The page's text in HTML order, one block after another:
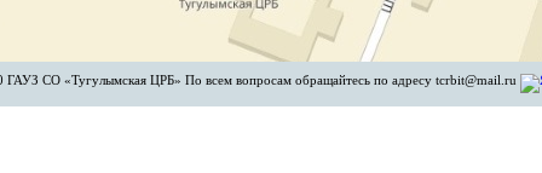
ГАУЗ СО «Тугулымская ЦРБ» По всем вопросам обращайтесь по адресу tcrbit@mail.ru